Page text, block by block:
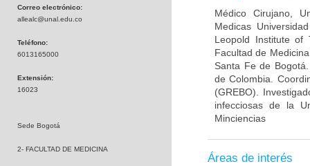
Correo electrónico:
allealc@unal.edu.co
Teléfono:
6013165000
Extensión:
16023
Sede Bogotá
2- FACULTAD DE MEDICINA
Médico Cirujano,
Medicas
Leopold Institute of
Facultad de
Santa Fe de
de Colombia.
(GREBO).
infecciosas de la
Minciencias
Áreas de interés